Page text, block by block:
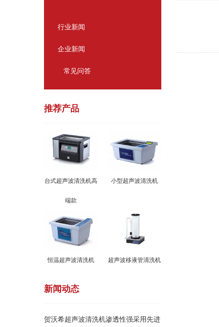
行业新闻
企业新闻
常见问答
推荐产品
台式超声波清洗机高
端款
小型超声波清洗机
恒温超声波清洗机 超声波移液管清洗机
新闻动态
贺沃希超声波清洗机渗透性强采用先进